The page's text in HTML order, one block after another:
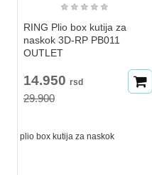
★ ★ ★ ★ ★
RING Plio box kutija za
naskok 3D-RP PB011
OUTLET
14.950 rsd
29.900
plio box kutija za naskok